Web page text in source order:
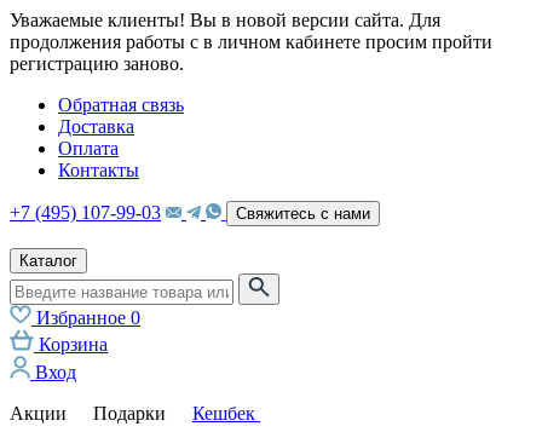
Уважаемые клиенты! Вы в новой версии сайта. Для
продолжения работы с в личном кабинете просим пройти
регистрацию заново.
Обратная связь
Доставка
Оплата
Контакты
+7 (495) 107-99-03 Свяжитесь с нами
Каталог
Избранное 0
Корзина
Вход
Акции
Подарки Кешбек